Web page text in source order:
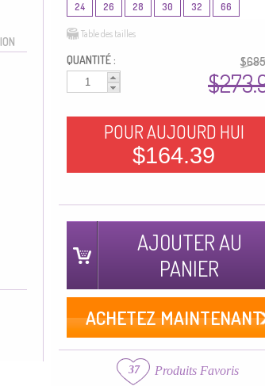
24 26 28 30 32 66
Table des tailles
QUANTITÉ :
POUR AUJOURD HUI
$164.39
AJOUTER AU
PANIER
ACHETEZ MAINTENANT
37 Produits Favoris